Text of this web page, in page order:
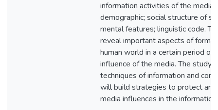
information activities of the media
demographic; social structure of
mental features; linguistic code.
reveal important aspects of
human world in a certain period of
influence of the media. The study
techniques of information and
will build strategies to protect
media influences in the